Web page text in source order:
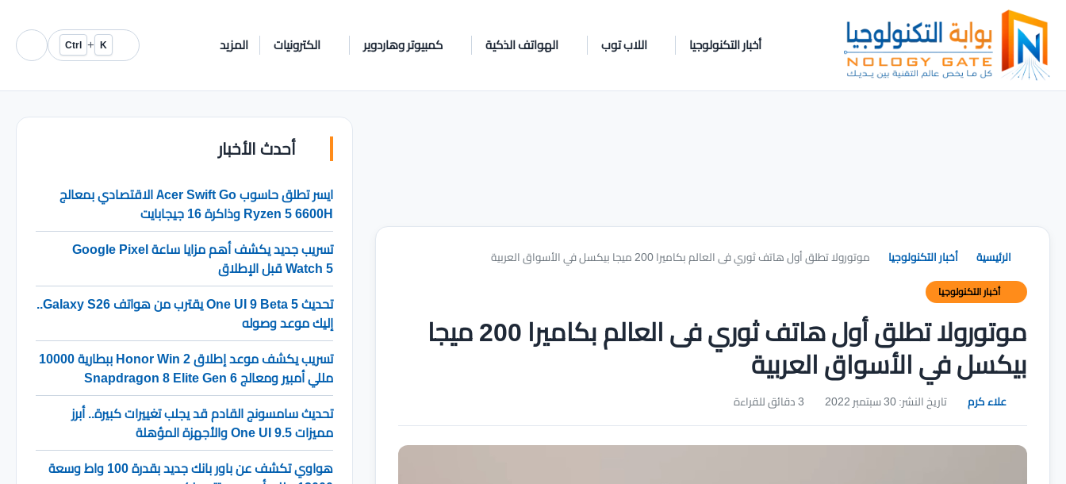
أخبار التكنولوجيا اللاب توب الهواتف الذكية كمبيوتر وهاردوير الكترونيات المزيد K
+
Ctrl
الرئيسية أخبار التكنولوجيا موتورولا تطلق أول هاتف ثوري فى العالم بكاميرا 200 ميجا بيكسل في الأسواق العربية
أخبار التكنولوجيا
موتورولا تطلق أول هاتف ثوري فى العالم بكاميرا 200 ميجا
بيكسل في الأسواق العربية
علاء كرم تاريخ النشر: 30 سبتمبر 2022
أحدث الأخبار
ايسر تطلق حاسوب Acer Swift Go الاقتصادي بمعالج
Ryzen 5 6600H وذاكرة 16 جيجابايت
تسريب جديد يكشف أهم مزايا ساعة Google Pixel
Watch 5 قبل الإطلاق
تحديث One UI 9 Beta 5 يقترب من هواتف Galaxy S26..
إليك موعد وصوله
تسريب يكشف موعد إطلاق Honor Win 2 ببطارية 10000
مللي أمبير ومعالج Snapdragon 8 Elite Gen 6
تحديث سامسونج القادم قد يجلب تغييرات كبيرة.. أبرز
مميزات One UI 9.5 والأجهزة المؤهلة
هواوي تكشف عن باور بانك جديد بقدرة 100 واط وسعة